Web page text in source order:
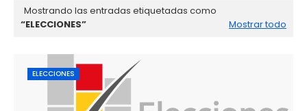
Mostrando las entradas etiquetadas como
ELECCIONES
Mostrar todo
ELECCIONES